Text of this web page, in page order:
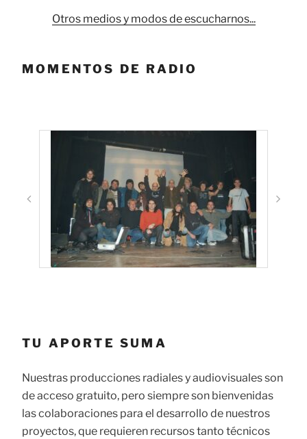
Otros medios y modos de escucharnos...
MOMENTOS DE RADIO
TU APORTE SUMA
Nuestras producciones radiales y audiovisuales son
de acceso gratuito, pero siempre son bienvenidas
las colaboraciones para el desarrollo de nuestros
proyectos, que requieren recursos tanto técnicos